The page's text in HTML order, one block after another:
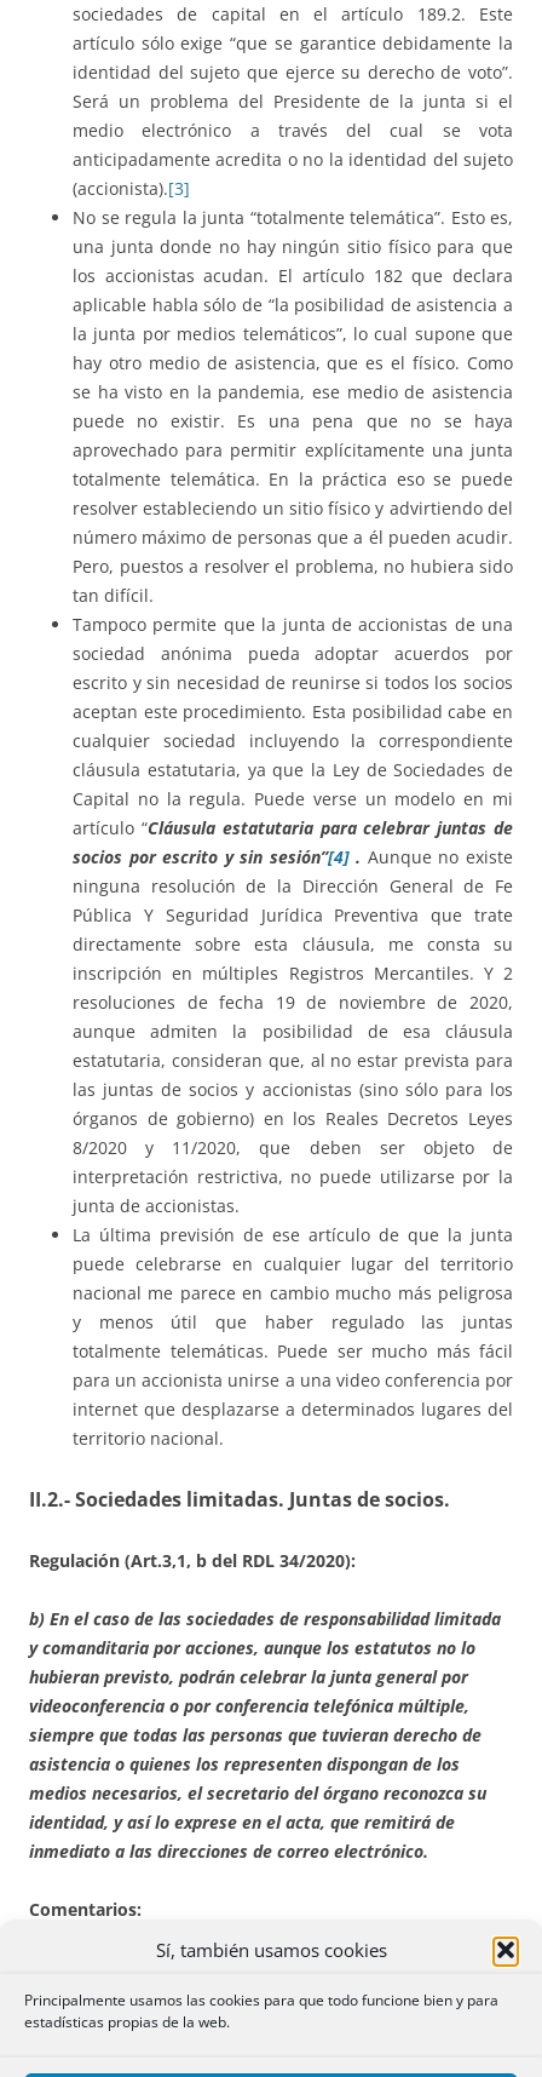
Sí, también usamos cookies
Principalmente usamos las cookies para que todo funcione bien y para
estadísticas propias de la web.
sociedades de capital en el artículo 189.2. Este
artículo sólo exige “que se garantice debidamente la
identidad del sujeto que ejerce su derecho de voto”.
Será un problema del Presidente de la junta si el
medio electrónico a través del cual se vota
anticipadamente acredita o no la identidad del sujeto
(accionista).[3]
No se regula la junta “totalmente telemática”. Esto es,
una junta donde no hay ningún sitio físico para que
los accionistas acudan. El artículo 182 que declara
aplicable habla sólo de “la posibilidad de asistencia a
la junta por medios telemáticos”, lo cual supone que
hay otro medio de asistencia, que es el físico. Como
se ha visto en la pandemia, ese medio de asistencia
puede no existir. Es una pena que no se haya
aprovechado para permitir explícitamente una junta
totalmente telemática. En la práctica eso se puede
resolver estableciendo un sitio físico y advirtiendo del
número máximo de personas que a él pueden acudir.
Pero, puestos a resolver el problema, no hubiera sido
tan difícil.
Tampoco permite que la junta de accionistas de una
sociedad anónima pueda adoptar acuerdos por
escrito y sin necesidad de reunirse si todos los socios
aceptan este procedimiento. Esta posibilidad cabe en
cualquier sociedad incluyendo la correspondiente
cláusula estatutaria, ya que la Ley de Sociedades de
Capital no la regula. Puede verse un modelo en mi
artículo “Cláusula estatutaria para celebrar juntas de
socios por escrito y sin sesión”[4]. Aunque no existe
ninguna resolución de la Dirección General de Fe
Pública Y Seguridad Jurídica Preventiva que trate
directamente sobre esta cláusula, me consta su
inscripción en múltiples Registros Mercantiles. Y 2
resoluciones de fecha 19 de noviembre de 2020,
aunque admiten la posibilidad de esa cláusula
estatutaria, consideran que, al no estar prevista para
las juntas de socios y accionistas (sino sólo para los
órganos de gobierno) en los Reales Decretos Leyes
8/2020 y 11/2020, que deben ser objeto de
interpretación restrictiva, no puede utilizarse por la
junta de accionistas.
La última previsión de ese artículo de que la junta
puede celebrarse en cualquier lugar del territorio
nacional me parece en cambio mucho más peligrosa
y menos útil que haber regulado las juntas
totalmente telemáticas. Puede ser mucho más fácil
para un accionista unirse a una video conferencia por
internet que desplazarse a determinados lugares del
territorio nacional.
II.2.- Sociedades limitadas. Juntas de socios.
Regulación (Art.3,1, b del RDL 34/2020):
b) En el caso de las sociedades de responsabilidad limitada
y comanditaria por acciones, aunque los estatutos no lo
hubieran previsto, podrán celebrar la junta general por
videoconferencia o por conferencia telefónica múltiple,
siempre que todas las personas que tuvieran derecho de
asistencia o quienes los representen dispongan de los
medios necesarios, el secretario del órgano reconozca su
identidad, y así lo exprese en el acta, que remitirá de
inmediato a las direcciones de correo electrónico.
Comentarios:
No alcanzo a comprender la razón por la que se ha
hecho una regulación separada y diferente de las
posibilidades de celebración en modo telemático de